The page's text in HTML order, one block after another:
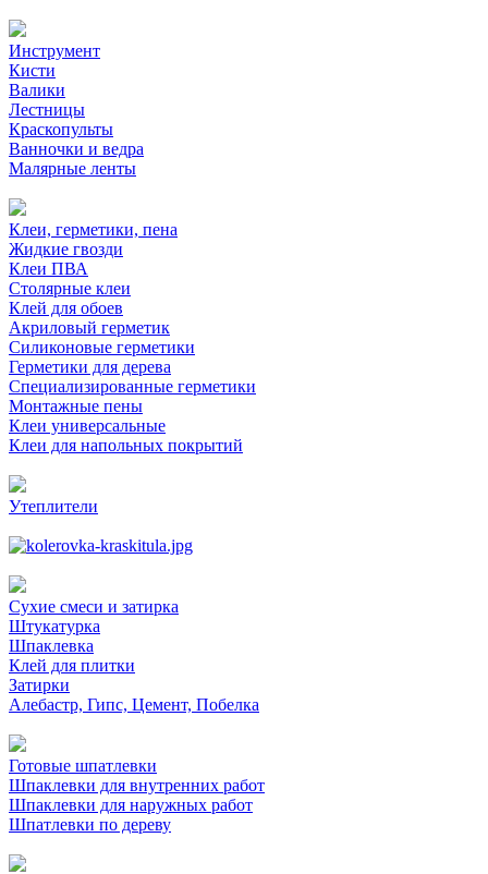
Инструмент
Кисти
Валики
Лестницы
Краскопульты
Ванночки и ведра
Малярные ленты
Клеи, герметики, пена
Жидкие гвозди
Клеи ПВА
Столярные клеи
Клей для обоев
Акриловый герметик
Силиконовые герметики
Герметики для дерева
Специализированные герметики
Монтажные пены
Клеи универсальные
Клеи для напольных покрытий
Утеплители
Сухие смеси и затирка
Штукатурка
Шпаклевка
Клей для плитки
Затирки
Алебастр, Гипс, Цемент, Побелка
Готовые шпатлевки
Шпаклевки для внутренних работ
Шпаклевки для наружных работ
Шпатлевки по дереву